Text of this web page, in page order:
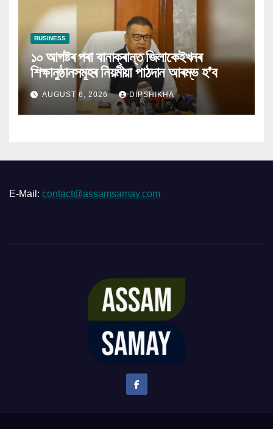
BUSINESS
১০ আগষ্টৰ পৰা বানাক্ৰান্ত জিলাকেইখনৰ
শিক্ষানুষ্ঠানসমূহৰ নিয়মীয়া পাঠদান আৰম্ভ হ’ব
AUGUST 6, 2026 DIPSHIKHA
E-Mail: contact@assamsamay.com